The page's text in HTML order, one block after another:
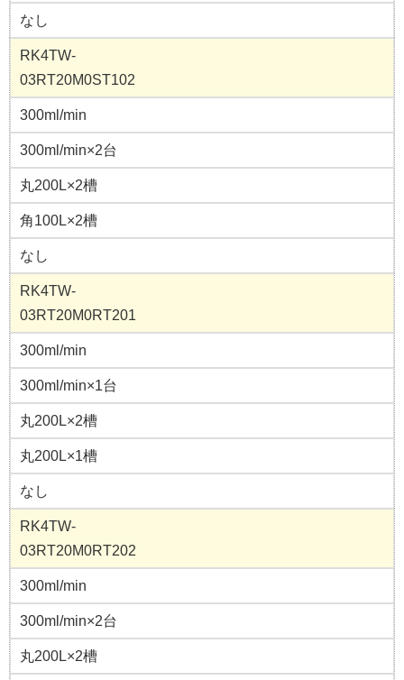
なし
RK4TW-
03RT20M0ST102
300ml/min
300ml/min×2台
丸200L×2槽
角100L×2槽
なし
RK4TW-
03RT20M0RT201
300ml/min
300ml/min×1台
丸200L×2槽
丸200L×1槽
なし
RK4TW-
03RT20M0RT202
300ml/min
300ml/min×2台
丸200L×2槽